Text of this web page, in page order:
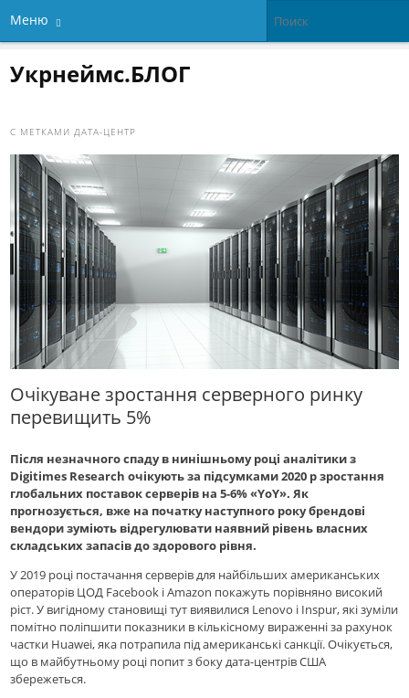
Меню
Укрнеймс.БЛОГ
С МЕТКАМИ ДАТА-ЦЕНТР
Очікуване зростання серверного ринку
перевищить 5%
Після незначного спаду в нинішньому році аналітики з
Digitimes Research очікують за підсумками 2020 р зростання
глобальних поставок серверів на 5-6% «YoY». Як
прогнозується, вже на початку наступного року брендові
вендори зуміють відрегулювати наявний рівень власних
складських запасів до здорового рівня.
У 2019 році постачання серверів для найбільших американських
операторів ЦОД Facebook і Amazon покажуть порівняно високий
ріст. У вигідному становищі тут виявилися Lenovo і Inspur, які зуміли
помітно поліпшити показники в кількісному вираженні за рахунок
частки Huawei, яка потрапила під американські санкції. Очікується,
що в майбутньому році попит з боку дата-центрів США
збережеться.